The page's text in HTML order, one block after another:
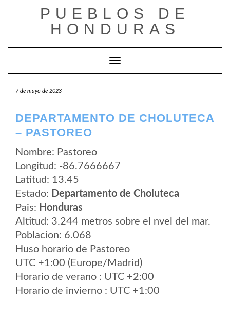
PUEBLOS DE
HONDURAS
Cambiar modo de navegación
7 de mayo de 2023
DEPARTAMENTO DE CHOLUTECA
– PASTOREO
Nombre: Pastoreo
Longitud: -86.7666667
Latitud: 13.45
Estado: Departamento de Choluteca
Pais: Honduras
Altitud: 3.244 metros sobre el nvel del mar.
Poblacion: 6.068
Huso horario de Pastoreo
UTC +1:00 (Europe/Madrid)
Horario de verano : UTC +2:00
Horario de invierno : UTC +1:00